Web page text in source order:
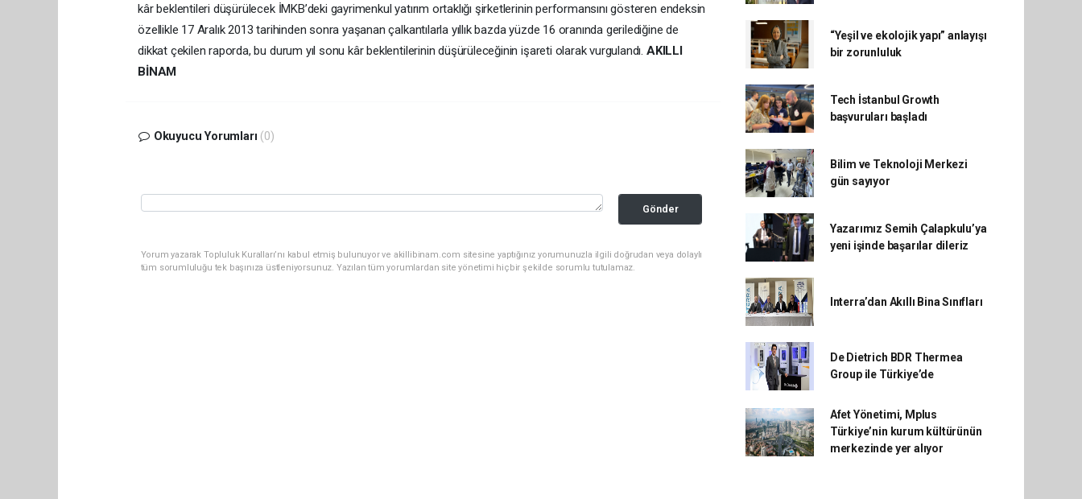
kâr beklentileri düşürülecek İMKB’deki gayrimenkul yatırım ortaklığı şirketlerinin performansını gösteren endeksin
özellikle 17 Aralık 2013 tarihinden sonra yaşanan çalkantılarla yıllık bazda yüzde 16 oranında gerilediğine de
dikkat çekilen raporda, bu durum yıl sonu kâr beklentilerinin düşürüleceğinin işareti olarak vurgulandı. AKILLI
BİNAM
Okuyucu Yorumları (0)
Gönder
Yorum yazarak Topluluk Kuralları’nı kabul etmiş bulunuyor ve akillibinam.com sitesine yaptığınız yorumunuzla ilgili doğrudan veya dolaylı
tüm sorumluluğu tek başınıza üstleniyorsunuz. Yazılan tüm yorumlardan site yönetimi hiçbir şekilde sorumlu tutulamaz.
“Yeşil ve ekolojik yapı” anlayışı
bir zorunluluk
Tech İstanbul Growth
başvuruları başladı
Bilim ve Teknoloji Merkezi
gün sayıyor
Yazarımız Semih Çalapkulu’ya
yeni işinde başarılar dileriz
Interra’dan Akıllı Bina Sınıfları
De Dietrich BDR Thermea
Group ile Türkiye’de
Afet Yönetimi, Mplus
Türkiye’nin kurum kültürünün
merkezinde yer alıyor